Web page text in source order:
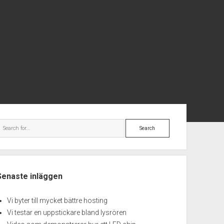
Search
inläggen
Vi byter till mycket bättre hosting
Vi testar en uppstickare bland lysrören